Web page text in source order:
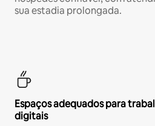
sua estadia prolongada.
Espaços adequados para
digitais